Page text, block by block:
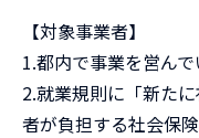
【対象事業者】
1.都内で事業を営ん
2.就業規則に「新た
者が負担する社会保